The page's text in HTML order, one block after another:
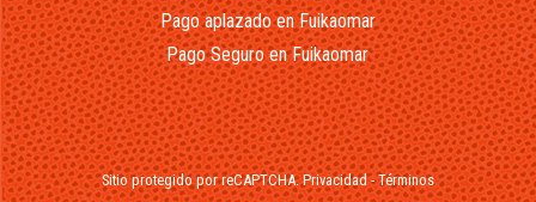
Pago aplazado en Fuikaomar
Pago Seguro en Fuikaomar
Sitio protegido por reCAPTCHA.Privacidad-Términos